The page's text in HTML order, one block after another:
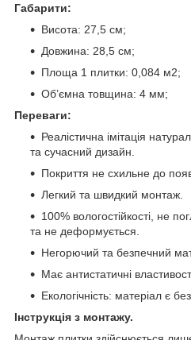
Габарити:
Висота: 27,5 см;
Довжина: 28,5 см;
Площа 1 плитки: 0,084 м2;
Об’ємна товщина: 4 мм;
Переваги:
Реалістична імітація
та сучасний дизайн.
Покриття не схильне до
Легкий та швидкий монтаж.
100% вологостійкості, не
та не деформується.
Негорючий та безпечний
Має антистатичні
Екологічність: матеріал є
Інструкція з монтажу.